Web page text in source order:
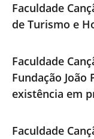
Faculdade
de Turismo e
Faculdade
Fundação João
existência em
Faculdade